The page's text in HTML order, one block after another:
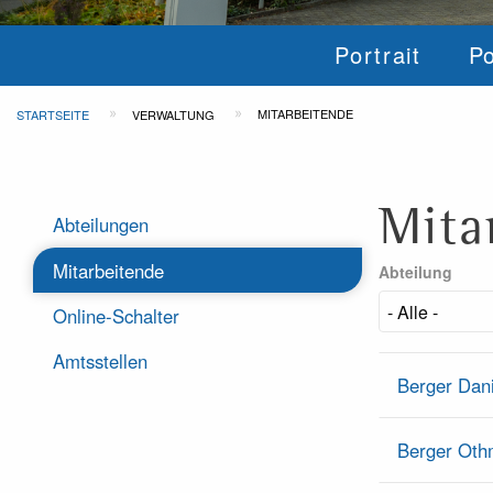
Portrait
Pfadnavigation
STARTSEITE VERWALTUNG MITARBEITENDE
Verwaltung
Abteilungen
Mitarbeitende
Online-Schalter
Amtsstellen
Abteilung
Berger
Berger